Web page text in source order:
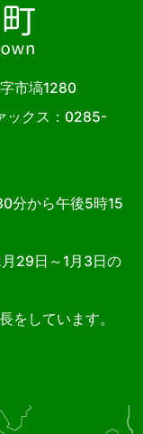
市塙1280
ックス：0285-
分から午後5時15
29日～1月3日の
しています。